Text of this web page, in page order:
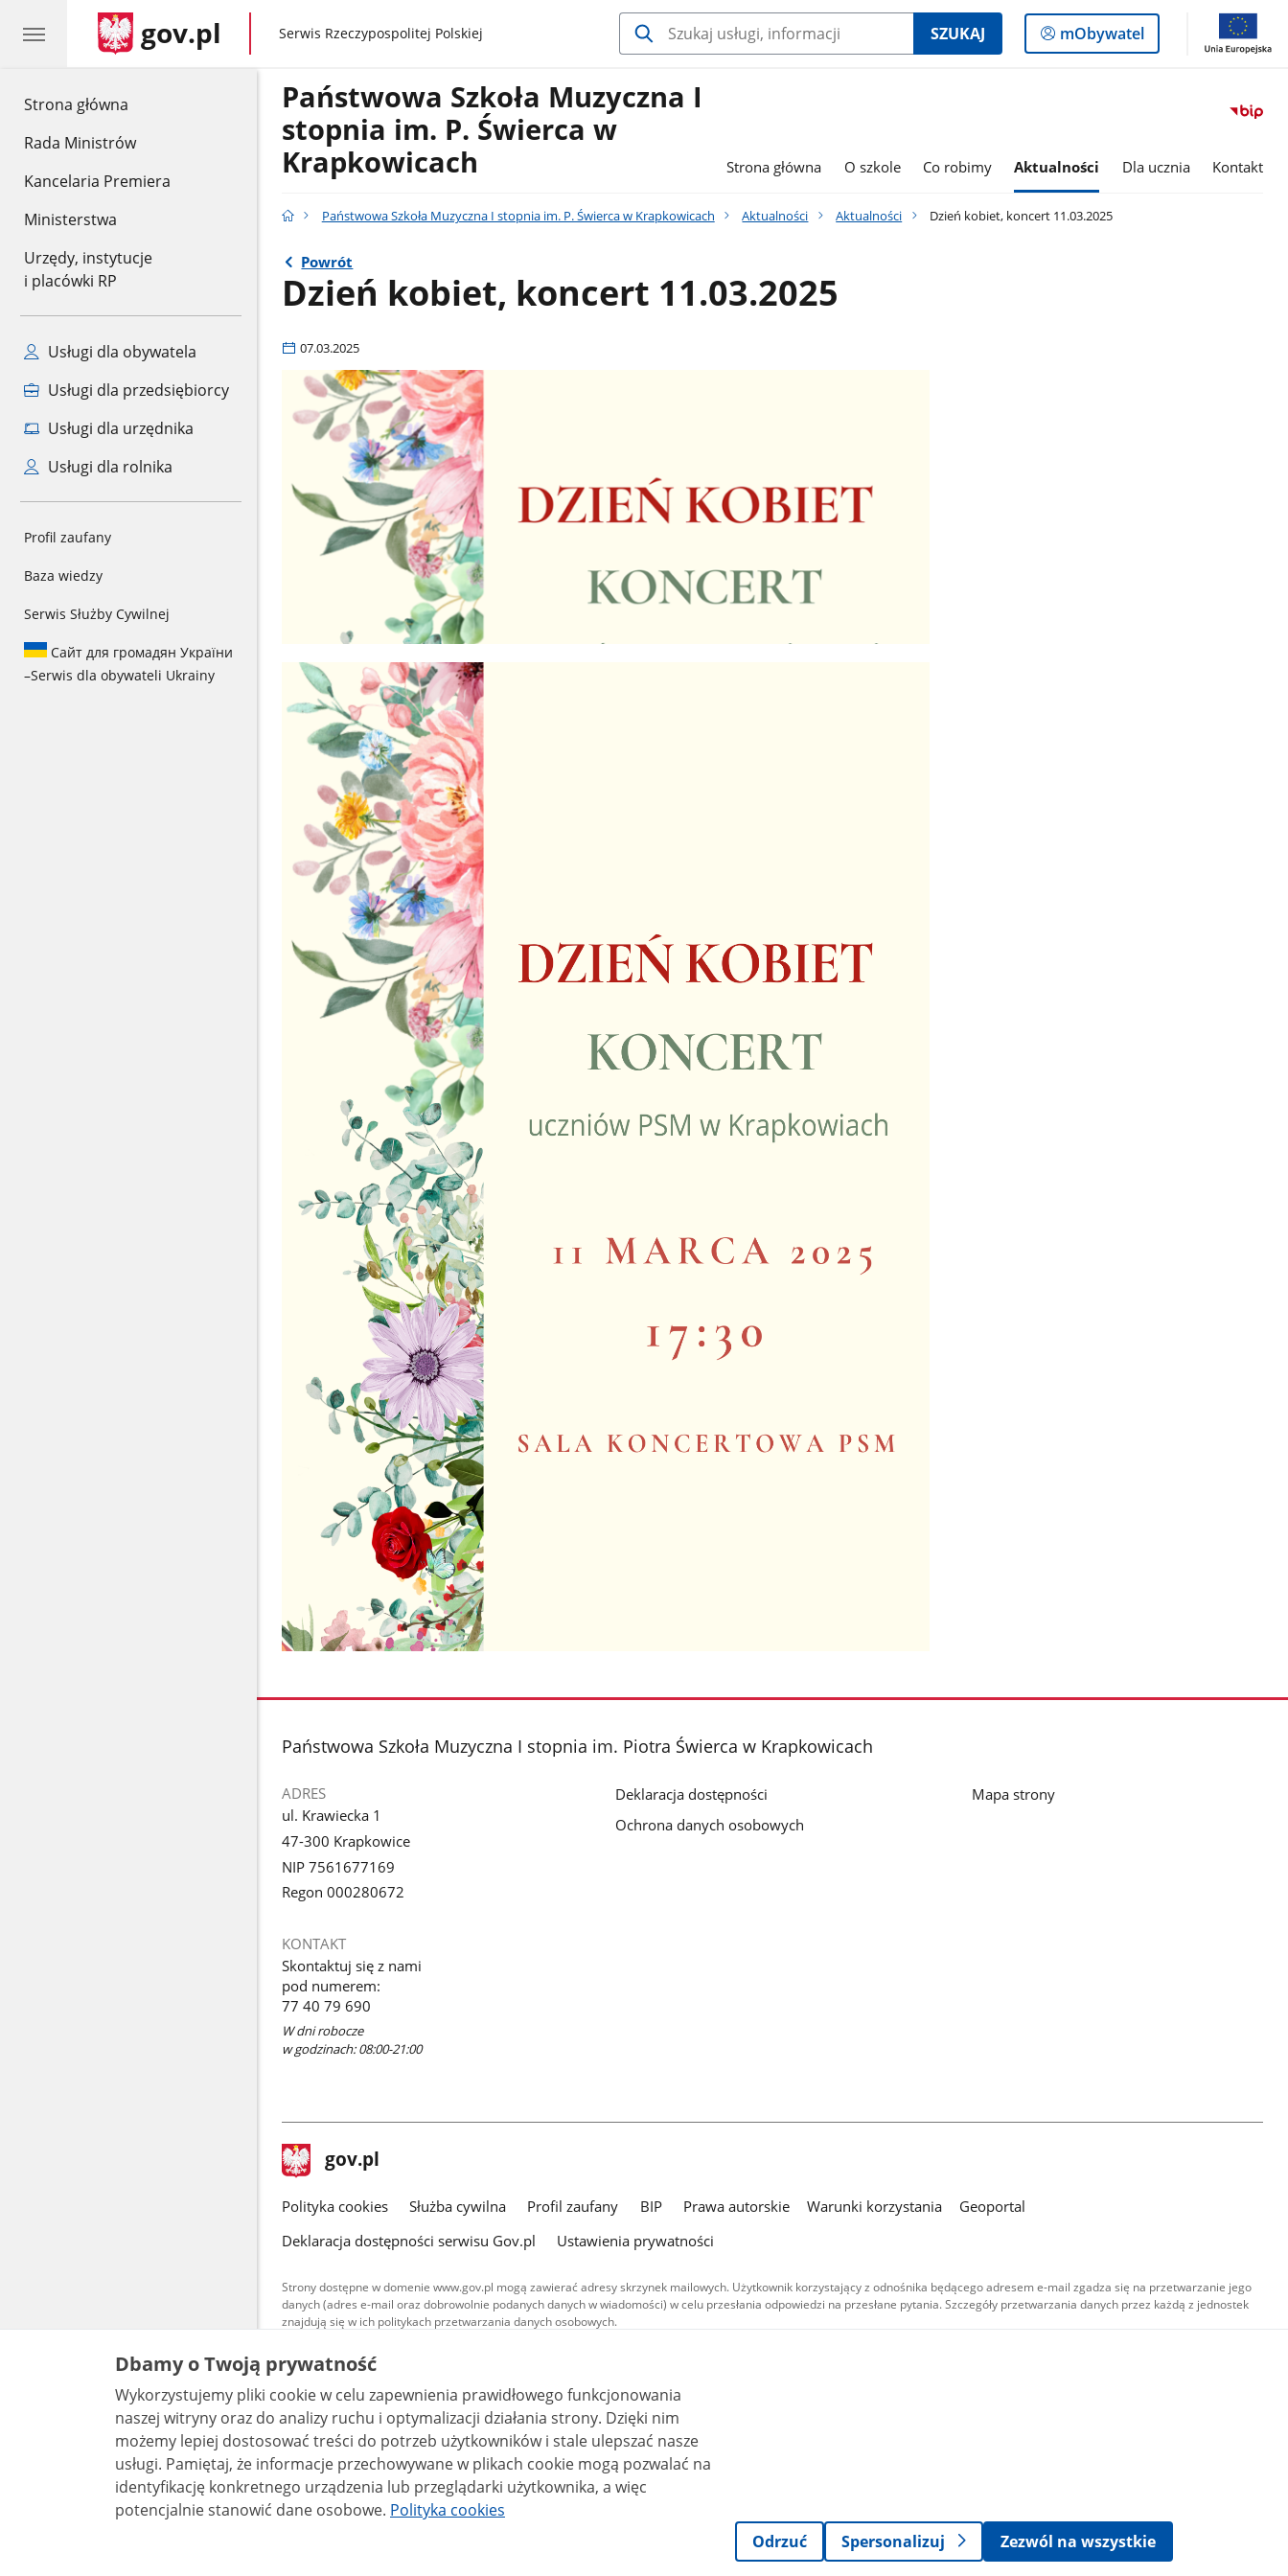
Strona główna
Rada Ministrów
Kancelaria Premiera
Ministerstwa
Urzędy, instytucje
i placówki RP
Usługi dla obywatela
Usługi dla przedsiębiorcy
Usługi dla urzędnika
Usługi dla rolnika
Profil zaufany
Baza wiedzy
Serwis Służby Cywilnej
Сайт для громадян України
–Serwis dla obywateli Ukrainy
gov.pl gov.pl
Serwis Rzeczypospolitej Polskiej SZUKAJ
Logowanie
do
mObywatel
Państwowa Szkoła Muzyczna I
stopnia im. P. Świerca w
Krapkowicach
Strona główna O szkole Co robimy Aktualności Dla ucznia Kontakt
Państwowa Szkoła Muzyczna I stopnia im. P. Świerca w Krapkowicach Aktualności Aktualności Dzień kobiet, koncert 11.03.2025
Powrót
Dzień kobiet, koncert 11.03.2025
07.03.2025
stopka
Państwowa Szkoła Muzyczna I stopnia im. Piotra Świerca w Krapkowicach
ADRES
ul. Krawiecka 1
47-300 Krapkowice
NIP 7561677169
Regon 000280672
KONTAKT
Skontaktuj się z nami
pod numerem:
77 40 79 690
W dni robocze
w godzinach: 08:00-21:00
Deklaracja dostępności
Ochrona danych osobowych
Mapa strony
stopka
gov.pl Strona
gov.pl
gov.pl
Polityka cookies Służba cywilna Profil zaufany BIP Prawa autorskie Warunki korzystania
Geoportal
Deklaracja dostępności serwisu Gov.pl
Ustawienia prywatności
Strony dostępne w domenie www.gov.pl mogą zawierać adresy skrzynek mailowych. Użytkownik korzystający z odnośnika będącego adresem e-mail zgadza się na przetwarzanie jego
danych (adres e-mail oraz dobrowolnie podanych danych w wiadomości) w celu przesłania odpowiedzi na przesłane pytania. Szczegóły przetwarzania danych przez każdą z jednostek
znajdują się w ich politykach przetwarzania danych osobowych.
Treści tekstowe publikowane w serwisie (z wyłączeniem treści audiowizualnych), są
udostępniane na licencji typu Creative Commons: uznanie autorstwa - na tych samych
warunkach 4.0 (CC BY-SA 4.0). Materiały audiowizualne, w tym zdjęcia, materiały audio i wideo,
są udostępniane na licencji typu Creative Commons: uznanie autorstwa użycie niekomercyjne -
bez utworów zależnych 4.0 (CC BY-NC-ND 4.0), o ile nie jest to stwierdzone inaczej.
Dbamy o Twoją prywatność
Wykorzystujemy pliki cookie w celu zapewnienia prawidłowego funkcjonowania
naszej witryny oraz do analizy ruchu i optymalizacji działania strony. Dzięki nim
możemy lepiej dostosować treści do potrzeb użytkowników i stale ulepszać nasze
usługi. Pamiętaj, że informacje przechowywane w plikach cookie mogą pozwalać na
identyfikację konkretnego urządzenia lub przeglądarki użytkownika, a więc
potencjalnie stanowić dane osobowe. Polityka cookies
Odrzuć
Spersonalizuj Zezwól na wszystkie